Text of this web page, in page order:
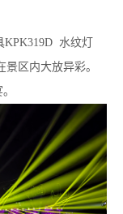
水纹灯
区内大放异彩。